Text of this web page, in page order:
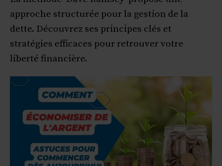
approche structurée pour la gestion de la
dette. Découvrez ses principes clés et
stratégies efficaces pour retrouver votre
liberté financière.